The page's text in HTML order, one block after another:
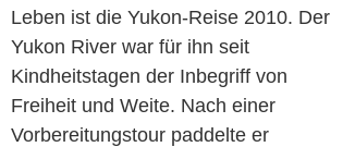
Leben ist die Yukon-Reise 2010. Der
Yukon River war für ihn seit
Kindheitstagen der Inbegriff von
Freiheit und Weite. Nach einer
Vorbereitungstour paddelte er